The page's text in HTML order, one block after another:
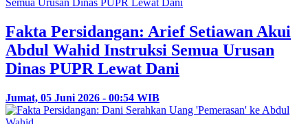
Fakta Persidangan: Arief Setiawan Akui
Abdul Wahid Instruksi Semua Urusan
Dinas PUPR Lewat Dani
Jumat, 05 Juni 2026 - 00:54 WIB